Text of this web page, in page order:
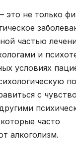
это не только
частью
и
условиях
с
часто
алкоголизм.